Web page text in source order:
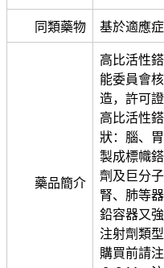
同類藥物 基於適應
藥品簡介
高比活性
能委員會
造，許可
高比活性
狀：腦、
製成標幟
劑及巨分
腎、肺等
鉛容器又
注射劑類
購買前請